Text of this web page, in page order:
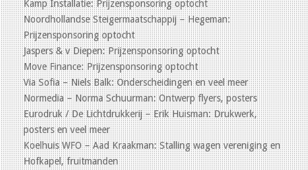
Kamp Installatie: Prijzensponsoring optocht
Noordhollandse Steigermaatschappij – Hegeman:
Prijzensponsoring optocht
Jaspers & v Diepen: Prijzensponsoring optocht
Move Finance: Prijzensponsoring optocht
Via Sofia – Niels Balk: Onderscheidingen en veel meer
Normedia – Norma Schuurman: Ontwerp flyers, posters
Eurodruk / De Lichtdrukkerij – Erik Huisman: Drukwerk,
posters en veel meer
Koelhuis WFO – Aad Kraakman: Stalling wagen vereniging en
Hofkapel, fruitmanden